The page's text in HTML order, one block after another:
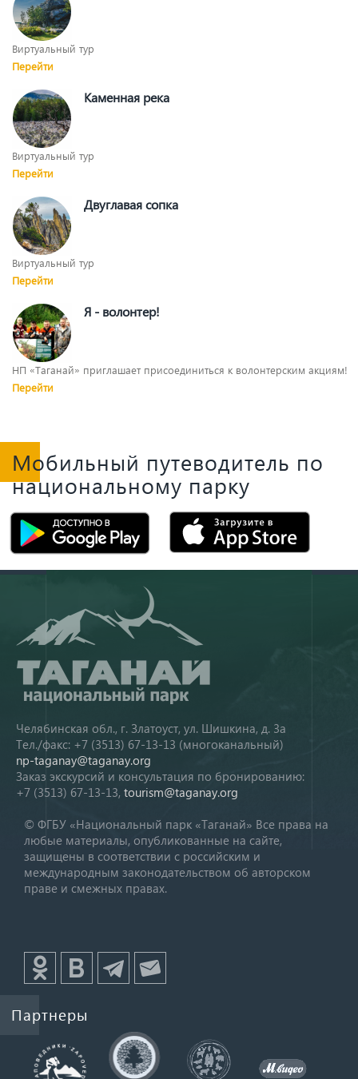
Виртуальный тур
Перейти
Каменная река
Виртуальный тур
Перейти
Двуглавая сопка
Виртуальный тур
Перейти
Я - волонтер!
НП «Таганай» приглашает присоединиться к волонтерским акциям!
Перейти
Мобильный путеводитель по
национальному парку
Челябинская обл., г. Златоуст, ул. Шишкина, д. 3а
Тел./факс: +7 (3513) 67-13-13 (многоканальный)
np-taganay@taganay.org
Заказ экскурсий и консультация по бронированию:
+7 (3513) 67-13-13, tourism@taganay.org
© ФГБУ «Национальный парк «Таганай» Все права на
любые материалы, опубликованные на сайте,
защищены в соответствии с российским и
международным законодательством об авторском
праве и смежных правах.
Партнеры